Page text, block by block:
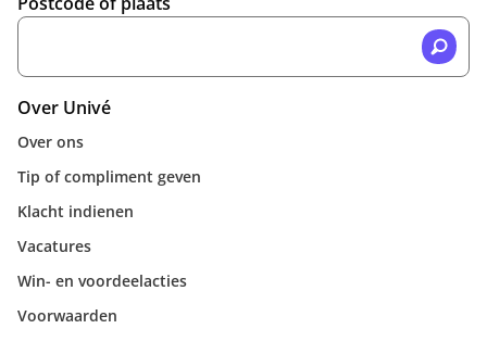
Over Univé
Over ons
Tip of compliment geven
Klacht indienen
Vacatures
Win- en voordeelacties
Voorwaarden